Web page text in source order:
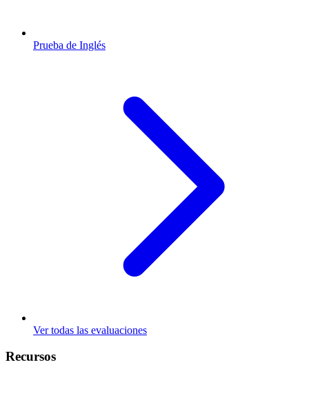
Prueba de Inglés
Ver todas las evaluaciones
Recursos